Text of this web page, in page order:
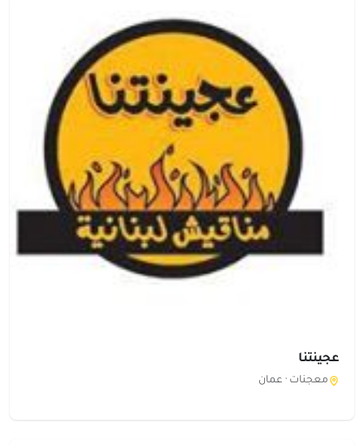
عجينتنا
معجنات · عمان